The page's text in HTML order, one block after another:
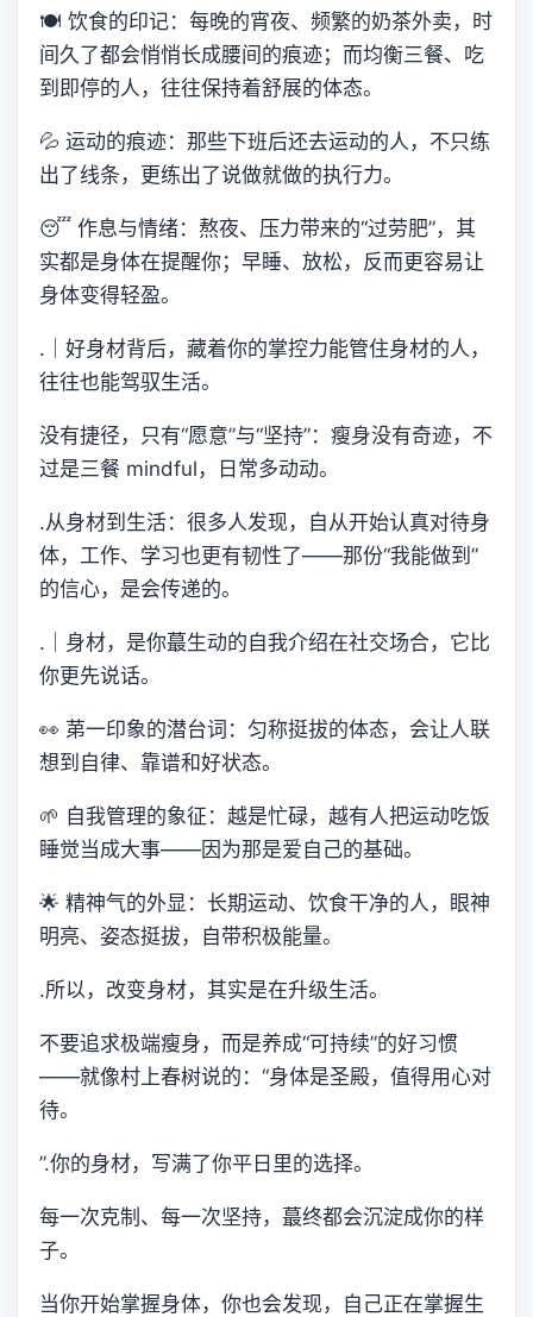
🍽 饮食的印记：每晚的宵夜、频繁的奶茶外卖，时
间久了都会悄悄长成腰间的痕迹；而均衡三餐、吃
到即停的人，往往保持着舒展的体态。
💦 运动的痕迹：那些下班后还去运动的人，不只练
出了线条，更练出了说做就做的执行力。
😴 作息与情绪：熬夜、压力带来的“过劳肥”，其
实都是身体在提醒你；早睡、放松，反而更容易让
身体变得轻盈。
.｜好身材背后，藏着你的掌控力能管住身材的人，
往往也能驾驭生活。
没有捷径，只有“愿意”与“坚持”：瘦身没有奇迹，不
过是三餐 mindful，日常多动动。
.从身材到生活：很多人发现，自从开始认真对待身
体，工作、学习也更有韧性了——那份“我能做到”
的信心，是会传递的。
.｜身材，是你蕞生动的自我介绍在社交场合，它比
你更先说话。
👀 苐一印象的潜台词：匀称挺拔的体态，会让人联
想到自律、靠谱和好状态。
🌱 自我管理的象征：越是忙碌，越有人把运动吃饭
睡觉当成大事——因为那是爱自己的基础。
🌟 精神气的外显：长期运动、饮食干净的人，眼神
明亮、姿态挺拔，自带积极能量。
.所以，改变身材，其实是在升级生活。
不要追求极端瘦身，而是养成“可持续”的好习惯
——就像村上春树说的：“身体是圣殿，值得用心对
待。
”.你的身材，写满了你平日里的选择。
每一次克制、每一次坚持，蕞终都会沉淀成你的样
子。
当你开始掌握身体，你也会发现，自己正在掌握生